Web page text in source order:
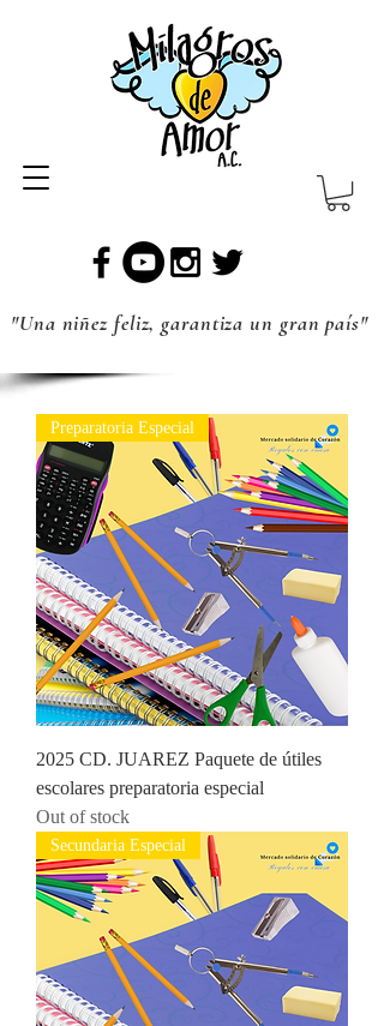
"Una niñez feliz, garantiza un gran país"
Preparatoria Especial
2025 CD. JUAREZ Paquete de útiles
escolares preparatoria especial
Out of stock
Secundaria Especial